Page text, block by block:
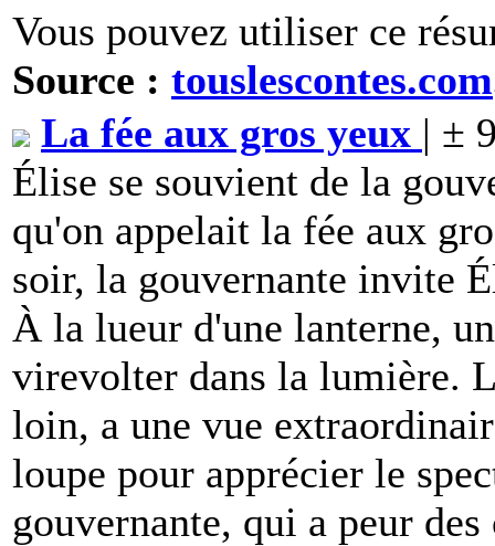
Vous pouvez utiliser ce
Source : touslescontes.com
La fée aux gros yeux | ±
Élise se souvient de la
qu'on appelait la fée aux
soir, la gouvernante invite
À la lueur d'une lanterne,
virevolter dans la lumière.
loin, a une vue
loupe pour apprécier le
gouvernante, qui a peur